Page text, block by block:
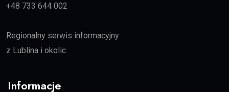
+48 733 644 002
Regionalny serwis informacyjny
z Lublina i okolic
Informacje